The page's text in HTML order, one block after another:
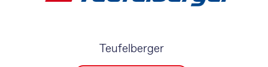
Teufelberger